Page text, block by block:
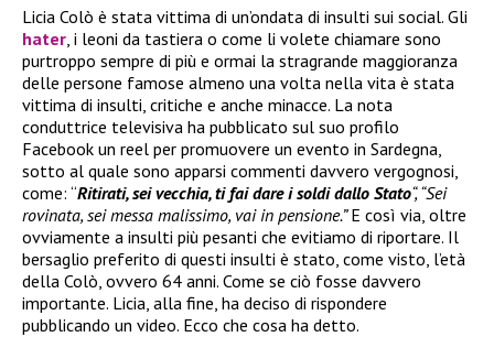
Licia Colò è stata vittima di un’ondata di insulti sui social. Gli
hater , i leoni da tastiera o come li volete chiamare sono
purtroppo sempre di più e ormai la stragrande maggioranza
delle persone famose almeno una volta nella vita è stata
vittima di insulti, critiche e anche minacce. La nota
conduttrice televisiva ha pubblicato sul suo profilo
Facebook un reel per promuovere un evento in Sardegna,
sotto al quale sono apparsi commenti davvero vergognosi,
come: “Ritirati, sei vecchia, ti fai dare i soldi dallo Stato“, “Sei
rovinata, sei messa malissimo, vai in pensione.”E così via, oltre
ovviamente a insulti più pesanti che evitiamo di riportare. Il
bersaglio preferito di questi insulti è stato, come visto, l’età
della Colò, ovvero 64 anni. Come se ciò fosse davvero
importante. Licia, alla fine, ha deciso di rispondere
pubblicando un video. Ecco che cosa ha detto.